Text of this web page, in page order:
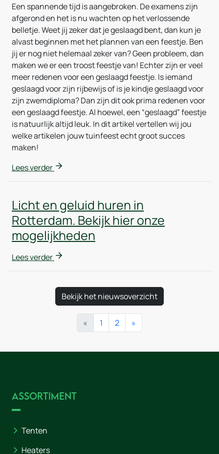
Een spannende tijd is aangebroken. De examens zijn
afgerond en het is nu wachten op het verlossende
belletje. Weet jij zeker dat je geslaagd bent, dan kun je
alvast beginnen met het plannen van een feestje. Ben
jij er nog niet helemaal zeker van? Geen probleem, dan
maken we er een troost feestje van! Echter zijn er veel
meer redenen voor een geslaagd feestje. Is iemand
geslaagd voor zijn rijbewijs of is je kindje geslaagd voor
zijn zwemdiploma? Dan zijn dit ook prima redenen voor
een geslaagd feestje. Al hoewel, een “geslaagd” feestje
is natuurlijk altijd leuk. In dit artikel vertellen wij jou
welke artikelen jouw tuinfeest echt groot succes
maken!
Lees verder
Licht en geluid huren in
Rotterdam. Bekijk hier onze
mogelijkheden
Lees verder
Bekijk het nieuwsoverzicht
« 1 2 »
Assortiment
Tenten
Heaters